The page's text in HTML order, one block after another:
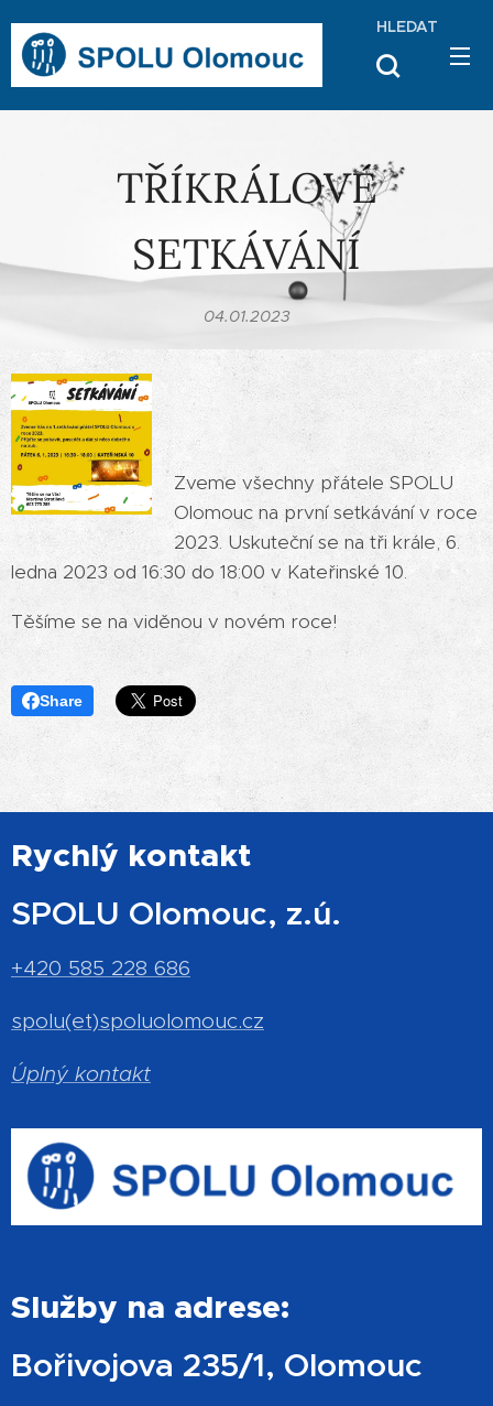
HLEDAT
TŘÍKRÁLOVÉ
SETKÁVÁNÍ
04.01.2023
Zveme všechny přátele SPOLU
Olomouc na první setkávání v roce
2023. Uskuteční se na tři krále, 6.
ledna 2023 od 16:30 do 18:00 v Kateřinské 10.
Těšíme se na viděnou v novém roce!
Share
Rychlý kontakt
SPOLU Olomouc, z.ú.
+420 585 228 686
spolu(et)spoluolomouc.cz
Úplný kontakt
Služby na adrese:
Bořivojova 235/1, Olomouc